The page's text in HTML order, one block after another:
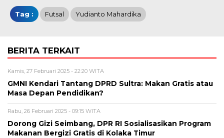
Tag : Futsal Yudianto Mahardika
BERITA TERKAIT
Kamis, 27 Februari 2025 - 22:20 WITA
GMNI Kendari Tantang DPRD Sultra: Makan Gratis atau
Masa Depan Pendidikan?
Rabu, 26 Februari 2025 - 09:15 WITA
Dorong Gizi Seimbang, DPR RI Sosialisasikan Program
Makanan Bergizi Gratis di Kolaka Timur